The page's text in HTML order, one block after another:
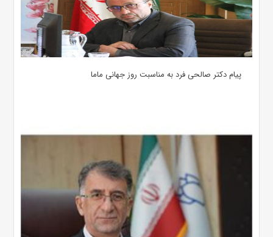
پیام دکتر صالحی فرد به مناسبت روز جهانی ماما